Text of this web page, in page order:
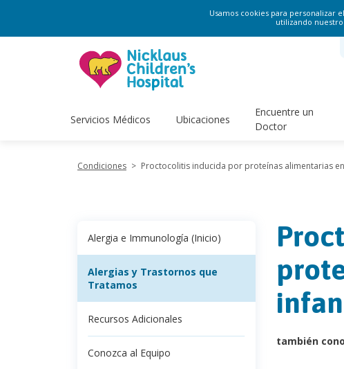
Usamos cookies para personalizar
utilizando
Servicios Médicos Ubicaciones
Encuentre un
Doctor
Condiciones > Proctocolitis inducida por proteínas alimentarias
Alergia e Immunología (Inicio)
Alergias y Trastornos que
Tratamos
Recursos Adicionales
Conozca al Equipo
también